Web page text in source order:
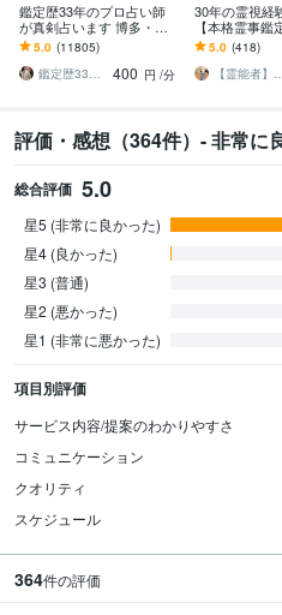
鑑定歴33年のプロ占い師
が真剣占います 博多・廓
屋の純血統占い祈願師
雷鳥
5.0 (11805)
鑑定歴33年のプロ占い師 雷鳥
400 円 /分
30年の霊視経
【本格霊事鑑
ます 霊現象・
系・先祖・土
係・悪縁・因
5.0 (418)
【霊能
評価・感想（364件）- 非常に
総合評価 5.0
星5 (非常に良かった)
星4 (良かった)
星3 (普通)
星2 (悪かった)
星1 (非常に悪かった)
項目別評価
サービス内容/提案のわかりやすさ
コミュニケーション
クオリティ
スケジュール
364件の評価